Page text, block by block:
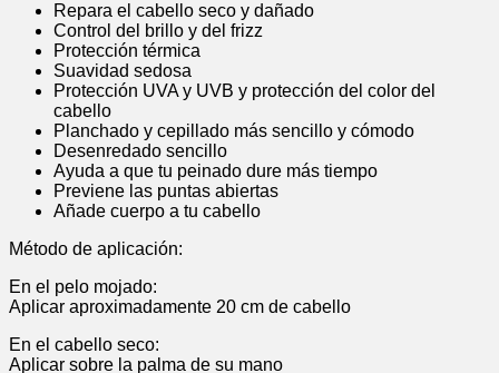
Repara el cabello seco y dañado
Control del brillo y del frizz
Protección térmica
Suavidad sedosa
Protección UVA y UVB y protección del color del
cabello
Planchado y cepillado más sencillo y cómodo
Desenredado sencillo
Ayuda a que tu peinado dure más tiempo
Previene las puntas abiertas
Añade cuerpo a tu cabello
Método de aplicación:
En el pelo mojado:
Aplicar aproximadamente 20 cm de cabello
En el cabello seco:
Aplicar sobre la palma de su mano